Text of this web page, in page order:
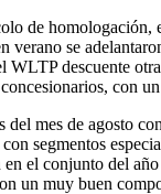
homologación,
se
descuente
con
mes de agosto
segmentos
el conjunto del
un muy buen